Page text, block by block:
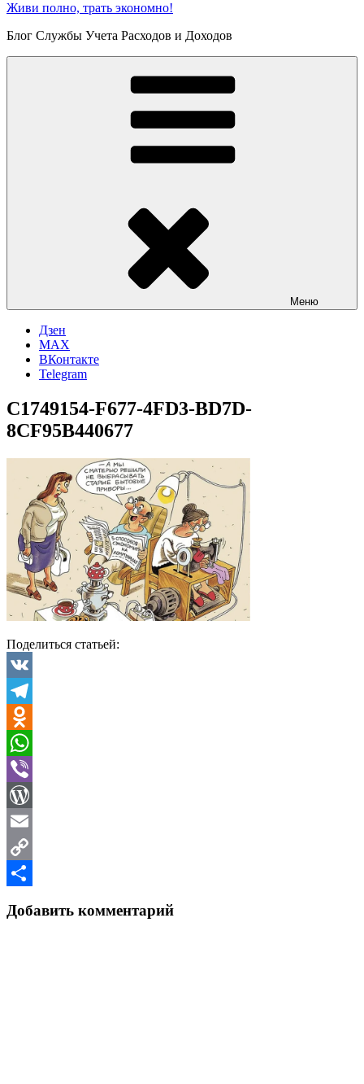
Живи полно, трать экономно!
Блог Службы Учета Расходов и Доходов
Меню
Дзен
MAX
ВКонтакте
Telegram
C1749154-F677-4FD3-BD7D-
8CF95B440677
Поделиться статьей:
VK
Telegram
Odnoklassniki
WhatsApp
Viber
WordPress
Email
Copy
Добавить комментарий